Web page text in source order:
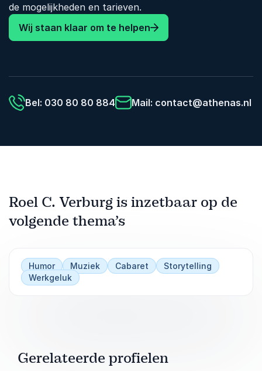
de mogelijkheden en tarieven.
Wij staan klaar om te helpen
Bel: 030 80 80 884 Mail: contact@athenas.nl
Roel C. Verburg is inzetbaar op de
volgende thema’s
Humor Muziek Cabaret
Storytelling
Werkgeluk
Gerelateerde profielen